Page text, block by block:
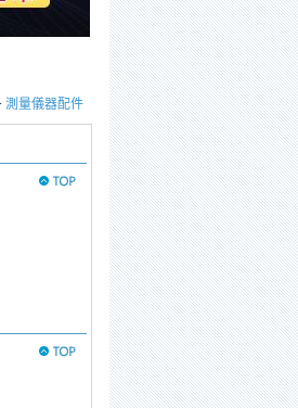
測量儀器配件